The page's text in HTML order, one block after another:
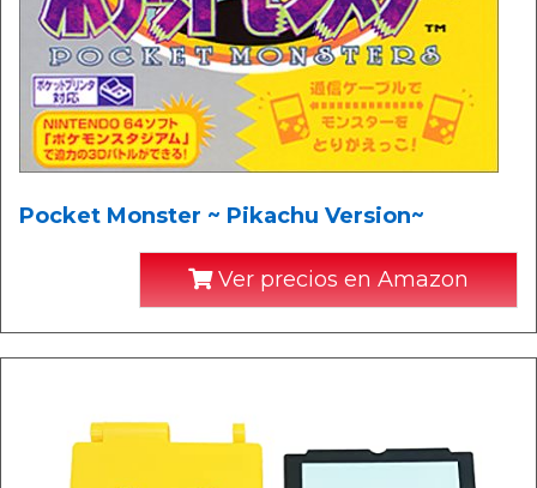
Pocket Monster ~ Pikachu Version~
Ver precios en Amazon